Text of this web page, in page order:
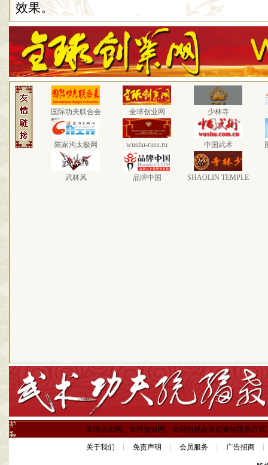
效果。
国际功夫联合会 全球创业网 少林寺
陈家沟太极网 wushu-russ.ru 中国武术
武林风 品牌中国 SHAOLIN TEMPLE
全球功夫网、全球创业网、全球电视台各记者站联系方式
关于我们 免责声明 会员服务 广告招商